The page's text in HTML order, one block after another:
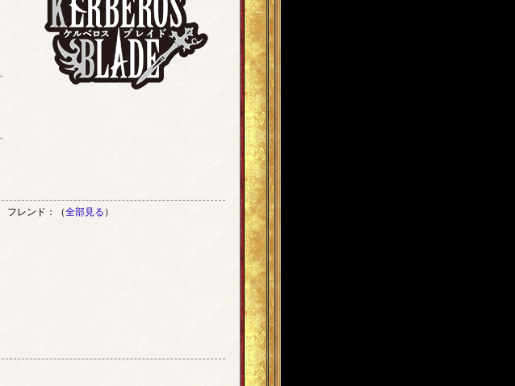
フレンド：（全部見る ）